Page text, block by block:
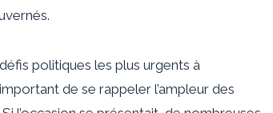
défis politiques les plus urgents à
de se rappeler l’ampleur des